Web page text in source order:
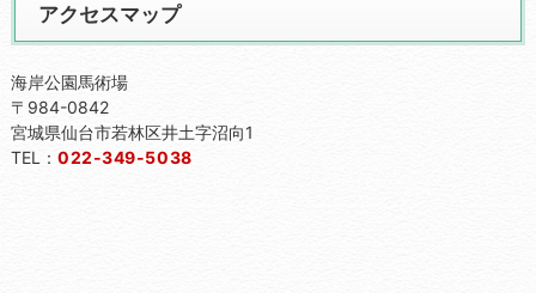
アクセスマップ
海岸公園馬術場
〒984-0842
宮城県仙台市若林区井土字沼向1
TEL： 022-349-5038